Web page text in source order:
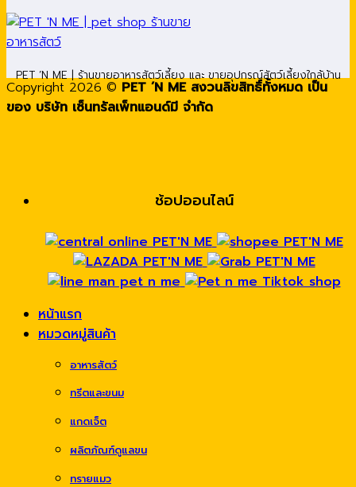
PET ’N ME | ร้านขายอาหารสัตว์เลี้ยง และ ขายอุปกรณ์สัตว์เลี้ยงใกล้บ้าน
Copyright 2026 © PET ’N ME สงวนลิขสิทธิ์ทั้งหมด เป็น
ของ บริษัท เซ็นทรัลเพ็ทแอนด์มี จำกัด
ช้อปออนไลน์
หน้าแรก
หมวดหมู่สินค้า
อาหารสัตว์
ทรีตและขนม
แกดเจ็ต
ผลิตภัณฑ์ดูแลขน
ทรายแมว